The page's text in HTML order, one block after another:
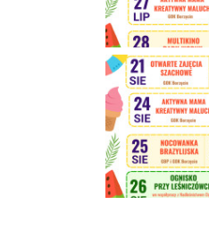
Wakacje z GOK